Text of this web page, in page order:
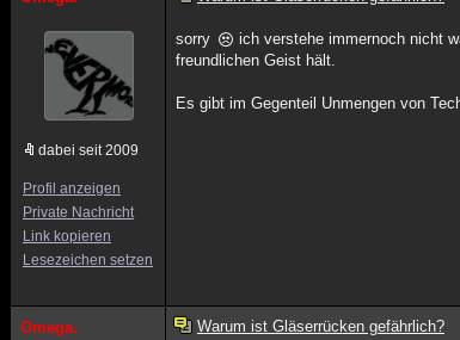
dabei seit 2009
Profil anzeigen
Private Nachricht
Link kopieren
Lesezeichen setzen
sorry
ich verstehe immernoch nicht
freundlichen Geist hält.
Es gibt im Gegenteil Unmengen von
Omega. Warum ist Gläserrücken gefährlich?